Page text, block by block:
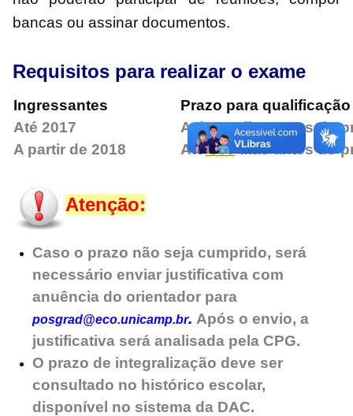
bancas ou assinar documentos.
Requisitos para realizar o exame
Ingressantes
Prazo para qualificação
Até 2017
Até 180 dias antes do
A partir de 2018
Até360 dias antes do
Atenção:
Caso o prazo não seja cumprido, será
necessário enviar justificativa com
anuência do orientador para
posgrad@eco.unicamp.br. Após o envio, a
justificativa será analisada pela CPG.
O prazo de integralização deve ser
consultado no histórico escolar,
disponível no sistema da DAC.